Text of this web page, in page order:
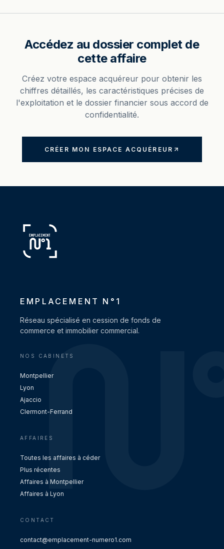
Accédez au dossier complet de
cette affaire
Créez votre espace acquéreur pour obtenir les
chiffres détaillés, les caractéristiques précises de
l'exploitation et le dossier financier sous accord de
confidentialité.
CRÉER MON ESPACE ACQUÉREUR
EMPLACEMENT N°1
Réseau spécialisé en cession de fonds de
commerce et immobilier commercial.
NOS CABINETS
Montpellier
Lyon
Ajaccio
Clermont-Ferrand
AFFAIRES
Toutes les affaires à céder
Plus récentes
Affaires à Montpellier
Affaires à Lyon
CONTACT
contact@emplacement-numero1.com